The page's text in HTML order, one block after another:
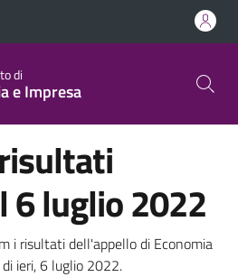
di
e Impresa
6 luglio 2022
i risultati dell'appello di Economia
ieri, 6 luglio 2022.